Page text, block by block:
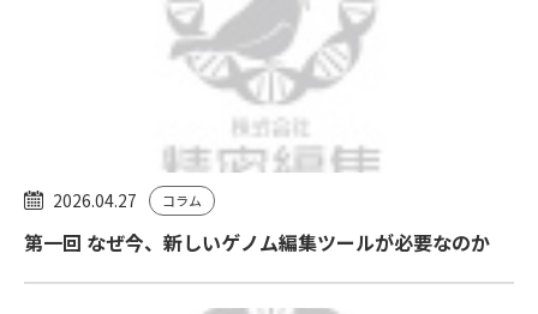
2026.04.27 コラム
第一回 なぜ今、新しいゲノム編集ツールが必要なのか